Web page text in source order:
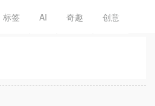
标签 AI 奇趣 创意